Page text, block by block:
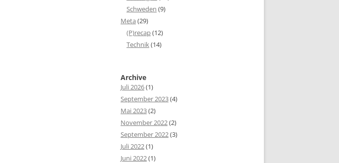
Schweden (9)
Meta (29)
(P)recap(12)
Technik(14)
Archive
Juli 2026(1)
September 2023(4)
Mai 2023(2)
November 2022(2)
September 2022(3)
Juli 2022(1)
Juni 2022(1)